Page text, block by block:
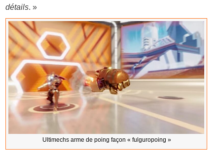
détails. »
Ultimechs arme de poing façon « fulguropoing »